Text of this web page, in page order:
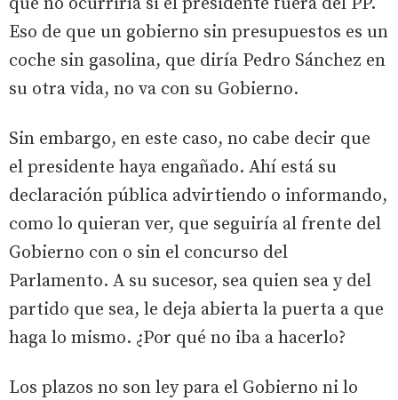
Eso de que un gobierno sin presupuestos es un
coche sin gasolina, que diría Pedro Sánchez en
su otra vida, no va con su Gobierno.
Sin embargo, en este caso, no cabe decir que
el presidente haya engañado. Ahí está su
declaración pública advirtiendo o informando,
como lo quieran ver, que seguiría al frente del
Gobierno con o sin el concurso del
Parlamento. A su sucesor, sea quien sea y del
partido que sea, le deja abierta la puerta a que
haga lo mismo. ¿Por qué no iba a hacerlo?
Los plazos no son ley para el Gobierno ni lo